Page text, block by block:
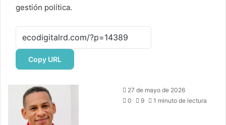
gestión política.
Copy URL
Send
an
27 de mayo de 2026
0
9 1 minuto de lectura